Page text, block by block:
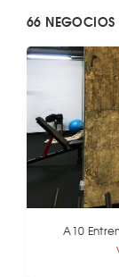
66 NEGOCIOS
A10